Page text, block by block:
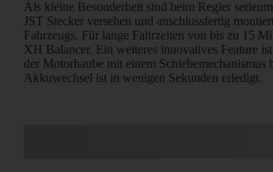
Als kleine Besonderheit sind beim Regler
JST Stecker versehen und anschlussfertig
Fahrzeugs. Für lange Fahrzeiten von bis zu 15
XH Balancer. Ein weiteres innovatives Feature
der Motorhaube mit einem
Akkuwechsel ist in wenigen Sekunden erledigt.